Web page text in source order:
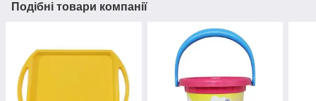
Подібні товари компанії